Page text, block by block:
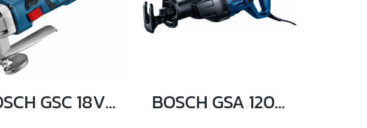
BOSCH GSC 18V-16 เครื่องตัดแผ่นโลหะไร้สาย 18V (ตัวเปล่า) BOSCH GSA 120 เลื่อยชักอเนกประสงค์ 1200 วัตต์